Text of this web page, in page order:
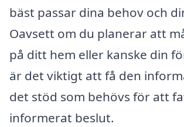
bäst passar dina behov och
Oavsett om du planerar att
på ditt hem eller kanske din
är det viktigt att få den
det stöd som behövs för att
informerat beslut.